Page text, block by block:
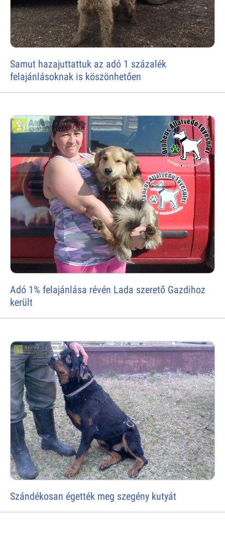
Samut hazajuttattuk az adó 1 százalék
felajánlásoknak is köszönhetően
Adó 1% felajánlása révén Lada szerető Gazdihoz
került
Szándékosan égették meg szegény kutyát